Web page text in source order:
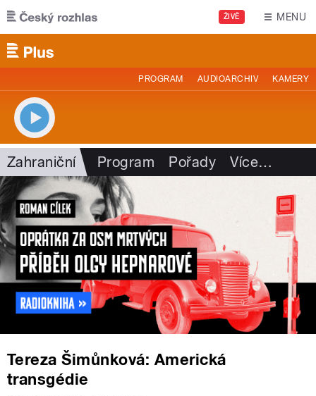
Přejít k hlavnímu obsahu
ŽIVĚ MENU
PROGRAM AUDIOARCHIV KAMERY
Zahraniční Program Pořady Více…
Tereza Šimůnková: Americká
transgédie